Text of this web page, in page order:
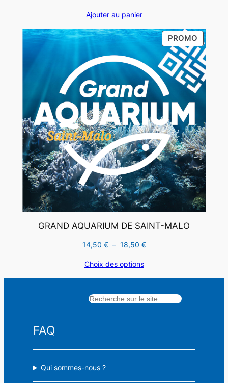
initial
était :
26,00 €.
actuel
est :
21,50 €.
Ajouter au panier
PROMO
EN
GRAND AQUARIUM DE SAINT-MALO
14,50 € – 18,50 €Plage
14,50 €
18,50 €
Choix des options
FAQ
Qui sommes-nous ?